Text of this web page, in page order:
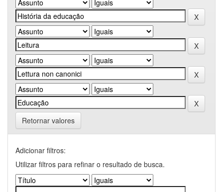
Retornar valores
Adicionar filtros:
Utilizar filtros para refinar o resultado de busca.